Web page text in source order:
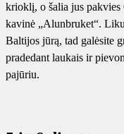
krioklį, o šalia jus pakvies
kavinė „Alunbruket“.
Baltijos jūrą, tad galėsite
pradedant laukais ir
pajūriu.